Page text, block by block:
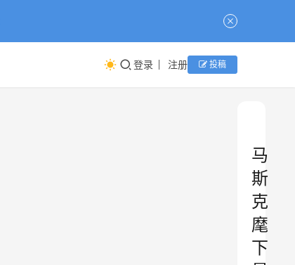
登录 注册 投稿
马
斯
克
麾
下